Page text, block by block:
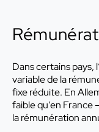
Dans certains pays,
variable de la
fixe réduite. En
faible qu’en France
la rémunération